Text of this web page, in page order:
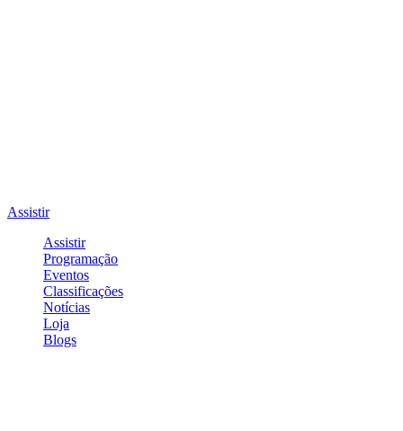
Assistir
Assistir
Programação
Eventos
Classificações
Notícias
Loja
Blogs